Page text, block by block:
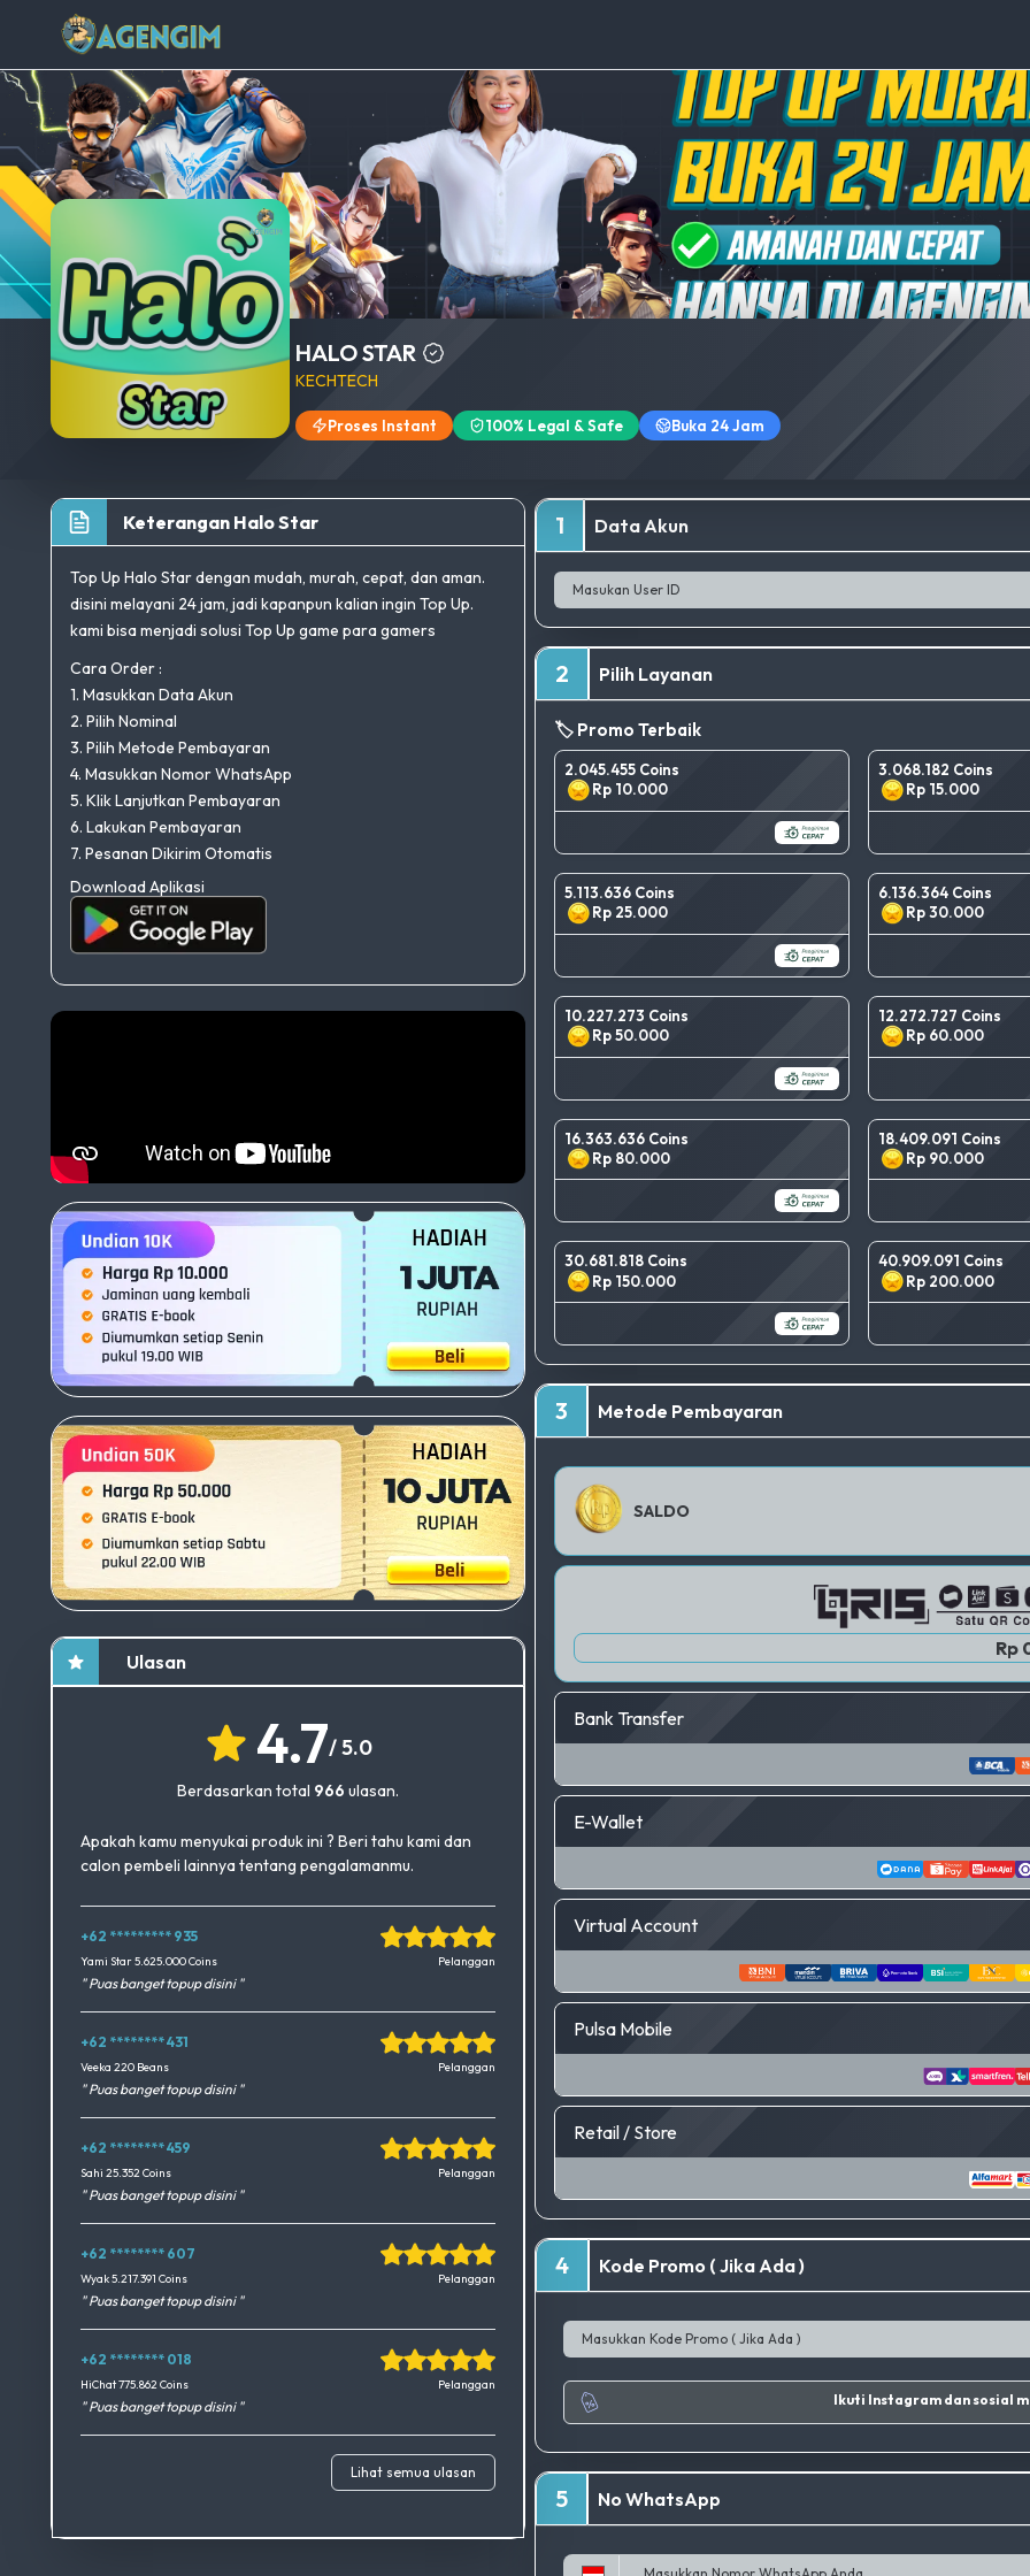
HALO STAR
KECHTECH
Proses Instant 100% Legal & Safe Buka 24 Jam
Keterangan Halo Star
Top Up Halo Star dengan mudah, murah, cepat, dan aman.
disini melayani 24 jam, jadi kapanpun kalian ingin Top Up.
kami bisa menjadi solusi Top Up game para gamers
Cara Order :
1. Masukkan Data Akun
2. Pilih Nominal
3. Pilih Metode Pembayaran
4. Masukkan Nomor WhatsApp
5. Klik Lanjutkan Pembayaran
6. Lakukan Pembayaran
7. Pesanan Dikirim Otomatis
Download Aplikasi
Ulasan
4.7/ 5.0
Berdasarkan total 966 ulasan.
Apakah kamu menyukai produk ini ? Beri tahu kami dan
calon pembeli lainnya tentang pengalamanmu.
+62 ********* 935
Okedimers Group INC
Yami Star 5.625.000 Coins Pelanggan
" Puas banget topup disini "
+62 ******** 431
Okedimers Group INC
Veeka 220 Beans Pelanggan
" Puas banget topup disini "
+62 ******** 459
Okedimers Group INC
Sahi 25.352 Coins Pelanggan
" Puas banget topup disini "
+62 ******** 607
Okedimers Group INC
Wyak 5.217.391 Coins Pelanggan
" Puas banget topup disini "
+62 ******** 018
Okedimers Group INC
HiChat 775.862 Coins Pelanggan
" Puas banget topup disini "
Lihat semua ulasan
1 Data Akun
2 Pilih Layanan
🏷️ Promo Terbaik
2.045.455 Coins
Rp 10.000
3.068.182 Coins
Rp 15.000
5.113.636 Coins
Rp 25.000
6.136.364 Coins
Rp 30.000
10.227.273 Coins
Rp 50.000
12.272.727 Coins
Rp 60.000
16.363.636 Coins
Rp 80.000
18.409.091 Coins
Rp 90.000
30.681.818 Coins
Rp 150.000
40.909.091 Coins
Rp 200.000
3 Metode Pembayaran
SALDO
Rp
Bank Transfer
E-Wallet
Virtual Account
Pulsa Mobile
Retail / Store
4 Kode Promo ( Jika Ada )
Ikuti
5 No WhatsApp